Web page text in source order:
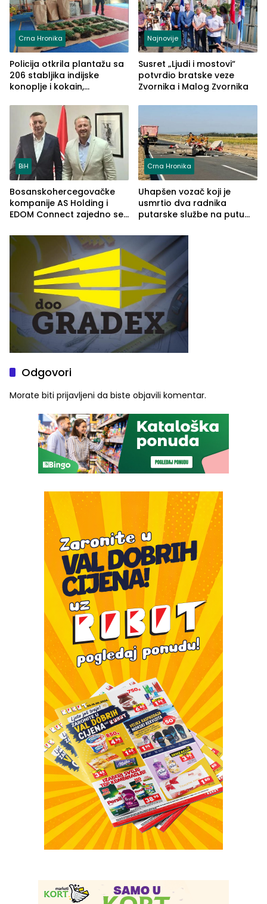
Crna Hronika
Policija otkrila plantažu sa
206 stabljika indijske
konoplje i kokain,
(FOTO)
Najnovije
Susret „Ljudi i mostovi“
potvrdio bratske veze
Zvornika i Malog Zvornika
BiH
Bosanskohercegovačke
kompanije AS Holding i
EDOM Connect zajedno se
Crna Hronika
Uhapšen vozač koji je
usmrtio dva radnika
putarske službe na putu
(FOTO)
Odgovori
Morate biti prijavljeni da biste objavili komentar.